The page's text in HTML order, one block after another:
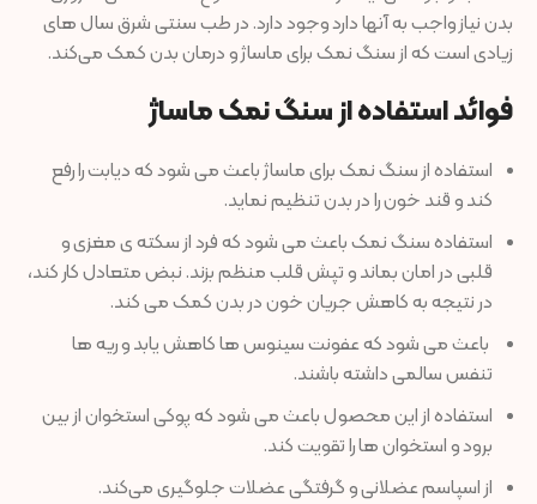
بدن نیاز واجب به آنها دارد وجود دارد. در طب سنتی شرق سال های
زیادی است که از سنگ نمک برای ماساژ و درمان بدن کمک می‌کند.
فوائد استفاده از سنگ نمک ماساژ
استفاده از سنگ نمک برای ماساژ باعث می شود که دیابت را رفع
کند و قند خون را در بدن تنظیم نماید.
استفاده سنگ نمک باعث می شود که فرد از سکته ی مغزی و
قلبی در امان بماند و تپش قلب منظم بزند. نبض متعادل کار کند،
در نتیجه به کاهش جریان خون در بدن کمک می کند.
باعث می شود که عفونت سینوس ها کاهش یابد و ریه ها
تنفس سالمی داشته باشند.
استفاده از این محصول باعث می شود که پوکی استخوان از بین
برود و استخوان ها را تقویت کند.
از اسپاسم عضلانی و گرفتگی عضلات جلوگیری می‌کند.